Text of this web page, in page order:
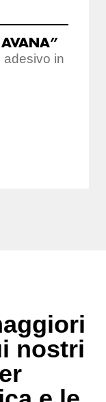
adesivo in
nostri